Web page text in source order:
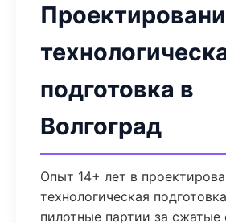
подготовка в
Волгоград
Опыт 14+ лет в
технологическая
пилотные партии за сжатые